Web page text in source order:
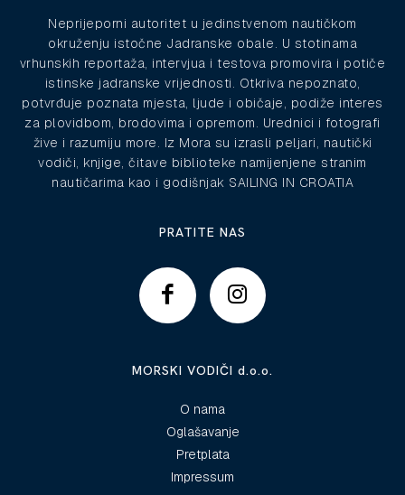
Neprijeporni autoritet u jedinstvenom nautičkom
okruženju istočne Jadranske obale. U stotinama
vrhunskih reportaža, intervjua i testova promovira i potiče
istinske jadranske vrijednosti. Otkriva nepoznato,
potvrđuje poznata mjesta, ljude i običaje, podiže interes
za plovidbom, brodovima i opremom. Urednici i fotografi
žive i razumiju more. Iz Mora su izrasli peljari, nautički
vodiči, knjige, čitave biblioteke namijenjene stranim
nautičarima kao i godišnjak SAILING IN CROATIA
PRATITE NAS
MORSKI VODIČI d.o.o.
O nama
Oglašavanje
Pretplata
Impressum